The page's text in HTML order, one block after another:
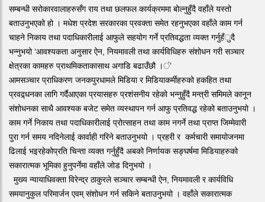
सम्बन्धी सरोकारवालाहरुसँग राय तथा छलफल कार्यक्रममा बोल्नुहुँदै वहाँले यस्तो
बताउनुभएको हो । मधेश प्रदेश सरकारका प्रवक्ता समेत रहनुभएका वहाँले काम गर्न
चाहने निकाय तथा पदाधिकारीलाई आफुले सहयोग गर्ने प्रतिवद्धता व्यक्त गर्नुहँुदै
भन्नुभयो ‘आवश्यकता अनुसार ऐन, नियमावली तथा कार्यविधिहरु संशोधन गरी सञ्चार
क्षेत्रका कामहरु प्राथमिकताकासाथ अगाडि बढाउँछौ ।ं’
आमसञ्चार प्राधिकरण जनकपुरधामले मिडिया र मिडियाकर्मीहरुको हकहित तथा
प्रवद्र्धनका लागि गर्दैआएका प्रयासहरु प्रशंसनीय रहेको भन्नुहुँदै मन्त्री समिमले कानून
संशोधनका साथै आवश्यक बजेट समेत व्यस्थापन गर्न आफु प्रतिवद्ध रहेको बताउनुभयो ।
काम गर्ने निकाय तथा पदाधिकारीलाई प्रोत्साहन तथा काम नगर्ने तथा प्राप्त जिम्मेवारी
पुरा गर्न समय नदिनेलाई कार्वाही गरिने बताउनुभयो । प्रहरी र कर्मचारी समायोजनमा
ढिलाई भइरहेकोप्रति चिन्ता व्यक्त गर्नुहुँदै अबको निर्णायक सङ्घर्षमा मिडियाहरुको
सकारात्मक भूमिका हुनुपर्नेमा वहाँले जोड दिनुभयो ।
मुख्य न्यायाधिवक्ता विरेन्द्र ठाकुरले सञ्चार सम्बन्धी ऐन, नियमावली र कार्यविधि
समयानुकुल परिमार्जन एवम् संशोधन गर्न सकिने बताउनुभयो । वहाँले सकारात्मक